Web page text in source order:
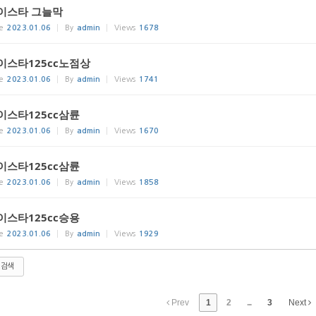
스타 그늘막
2023.01.06 By admin Views 1678
스타125cc노점상
2023.01.06 By admin Views 1741
스타125cc삼륜
2023.01.06 By admin Views 1670
스타125cc삼륜
2023.01.06 By admin Views 1858
스타125cc승용
2023.01.06 By admin Views 1929
검색
Prev 1 2 ... 3 Next